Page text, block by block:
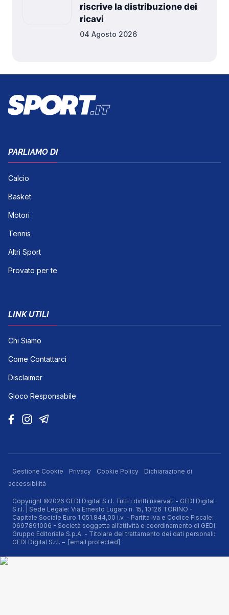
riscrive la distribuzione dei
ricavi
04 Agosto 2026
PARLIAMO DI
Calcio
Basket
Motori
Tennis
Altri Sport
Provato per te
LINK UTILI
Chi Siamo
Come Contattarci
Disclaimer
Gioco Responsabile
Gestione Cookie Privacy Cookie Policy
Dichiarazione di
accessibilità
Copyright ©2026 GEDI Digital S.r.l. Tutti i diritti riservati - GEDI Digital
S.r.l. | Sede Legale: Via Ernesto Lugaro n. 15, 10126 TORINO -
Capitale Sociale Euro 1.051.844,00 i.v. - Partita Iva e Codice Fiscale:
0697891006 - Società soggetta all’attività e coordinamento di GEDI
Gruppo Editoriale S.p.A. - Titolare del trattamento dei dati personali:
GEDI Digital S.r.l. – [email protected]